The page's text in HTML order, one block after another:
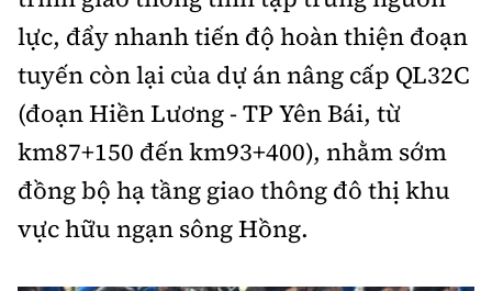
lực, đẩy nhanh tiến độ hoàn thiện đoạn
tuyến còn lại của dự án nâng cấp QL32C
(đoạn Hiền Lương - TP Yên Bái, từ
km87+150 đến km93+400), nhằm sớm
đồng bộ hạ tầng giao thông đô thị khu
vực hữu ngạn sông Hồng.